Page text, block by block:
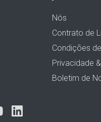
Nós
Contrato de
Condições
Privacidade
Boletim de